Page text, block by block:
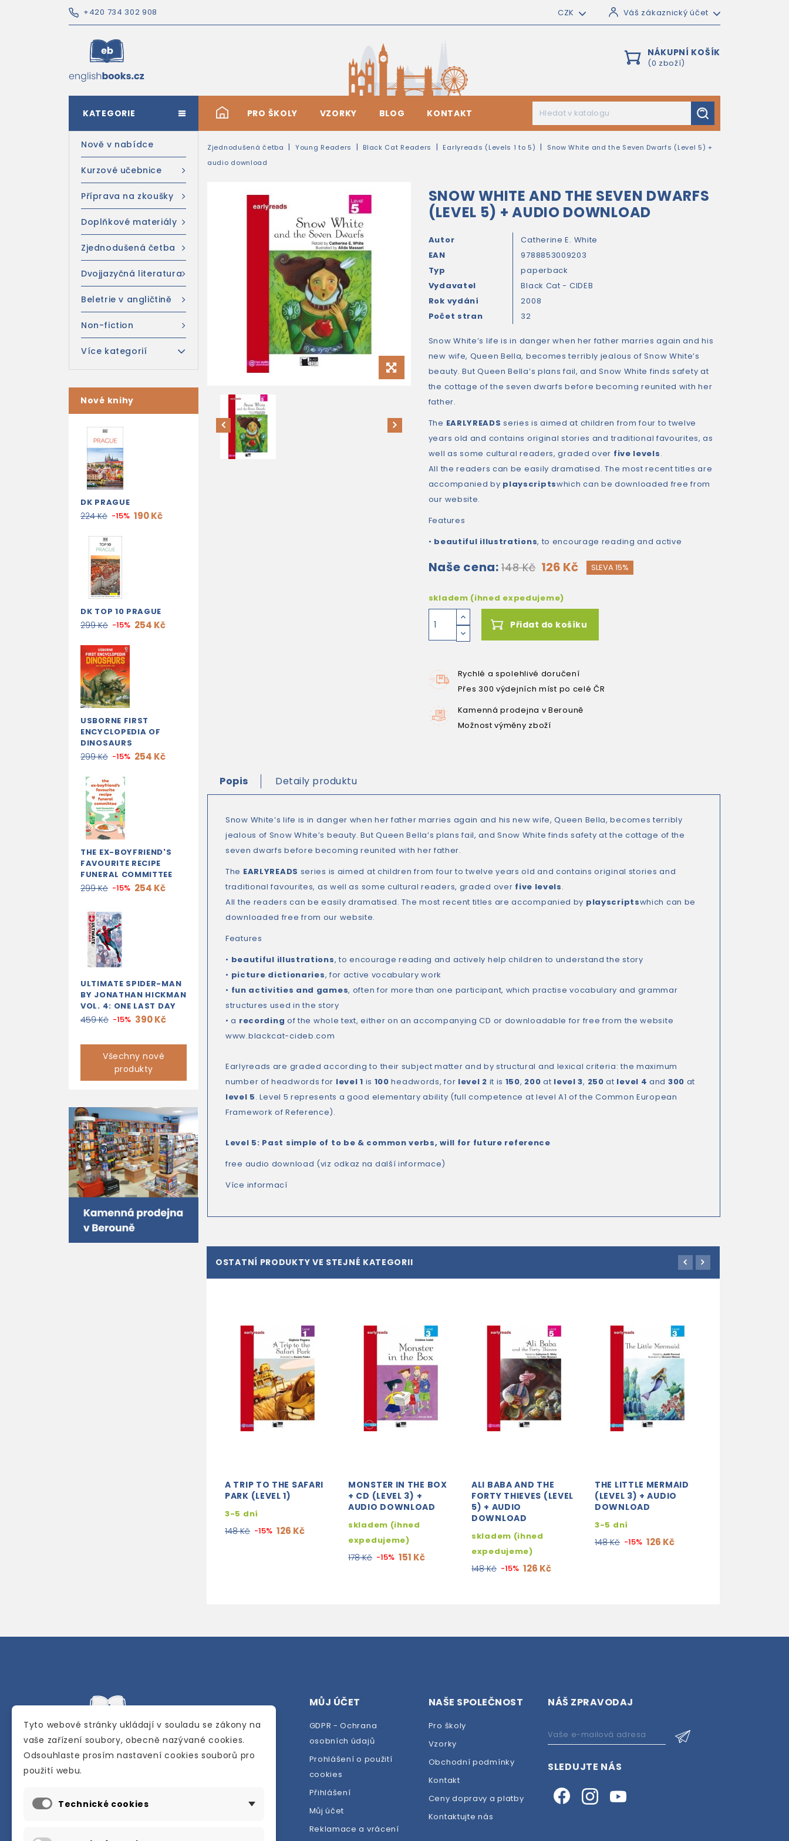
+420 734 302 908 CZK Váš zákaznický účet
NÁKUPNÍ KOŠÍK
(0 zboží)
# PRO ŠKOLY VZORKY BLOG KONTAKT
KATEGORIE
Nově v nabídce
Kurzové učebnice
Příprava na zkoušky
Doplňkové materiály
Zjednodušená četba
Dvojjazyčná literatura
Beletrie v angličtině
Non-fiction
Více kategorií
Nové knihy
DK PRAGUE
224 Kč -15% 190 Kč
DK TOP 10 PRAGUE
299 Kč -15% 254 Kč
USBORNE FIRST
ENCYCLOPEDIA OF
DINOSAURS
299 Kč -15% 254 Kč
THE EX-BOYFRIEND'S
FAVOURITE RECIPE
FUNERAL COMMITTEE
299 Kč -15% 254 Kč
ULTIMATE SPIDER-MAN
BY JONATHAN HICKMAN
VOL. 4: ONE LAST DAY
459 Kč -15% 390 Kč
Všechny nové
produkty
Zjednodušená četba Young Readers Black Cat Readers Earlyreads (Levels 1 to 5)
Snow White and the Seven Dwarfs (Level 5) +
audio download
SNOW WHITE AND THE SEVEN DWARFS
(LEVEL 5) + AUDIO DOWNLOAD
Autor
Catherine E. White
EAN
9788853009203
Typ
paperback
Vydavatel
Black Cat - CIDEB
Rok vydání
2008
Počet stran
32
Snow White’s life is in danger when her father marries again and his
new wife, Queen Bella, becomes terribly jealous of Snow White’s
beauty. But Queen Bella’s plans fail, and Snow White finds safety at
the cottage of the seven dwarfs before becoming reunited with her
father.
The EARLYREADS series is aimed at children from four to twelve
years old and contains original stories and traditional favourites, as
well as some cultural readers, graded over five levels.
All the readers can be easily dramatised. The most recent titles are
accompanied by playscriptswhich can be downloaded free from
our website.
Features
• beautiful illustrations, to encourage reading and active
Naše cena: 148 Kč 126 Kč SLEVA 15%
skladem (ihned expedujeme)
Přidat do košíku
Rychlé a spolehlivé doručení
Přes 300 výdejních míst po celé ČR
Kamenná prodejna v Berouně
Možnost výměny zboží
Popis Detaily produktu
Snow White’s life is in danger when her father marries again and his new wife, Queen Bella, becomes terribly
jealous of Snow White’s beauty. But Queen Bella’s plans fail, and Snow White finds safety at the cottage of the
seven dwarfs before becoming reunited with her father.
The EARLYREADS series is aimed at children from four to twelve years old and contains original stories and
traditional favourites, as well as some cultural readers, graded over five levels.
All the readers can be easily dramatised. The most recent titles are accompanied by playscriptswhich can be
downloaded free from our website.
Features
• beautiful illustrations, to encourage reading and actively help children to understand the story
• picture dictionaries, for active vocabulary work
• fun activities and games, often for more than one participant, which practise vocabulary and grammar
structures used in the story
• a recording of the whole text, either on an accompanying CD or downloadable for free from the website
www.blackcat-cideb.com
Earlyreads are graded according to their subject matter and by structural and lexical criteria: the maximum
number of headwords for level 1 is 100 headwords, for level 2 it is 150, 200 at level 3, 250 at level 4 and 300 at
level 5. Level 5 represents a good elementary ability (full competence at level A1 of the Common European
Framework of Reference).
Level 5: Past simple of to be & common verbs, will for future reference
free audio download (viz odkaz na další informace)
Více informací
OSTATNÍ PRODUKTY VE STEJNÉ KATEGORII
A TRIP TO THE SAFARI
PARK (LEVEL 1)
3-5 dní
148 Kč -15% 126 Kč
MONSTER IN THE BOX
+ CD (LEVEL 3) +
AUDIO DOWNLOAD
skladem (ihned
expedujeme)
178 Kč -15% 151 Kč
ALI BABA AND THE
FORTY THIEVES (LEVEL
5) + AUDIO
DOWNLOAD
skladem (ihned
expedujeme)
148 Kč -15% 126 Kč
THE LITTLE MERMAID
(LEVEL 3) + AUDIO
DOWNLOAD
3-5 dní
148 Kč -15% 126 Kč
Internetové a kamenné knihkupectví se
anglického jazyka.
MŮJ ÚČET
GDPR - Ochrana
osobních údajů
Prohlášení o použití
cookies
Přihlášení
Můj účet
Reklamace a vrácení
NAŠE SPOLEČNOST
Pro školy
Vzorky
Obchodní podmínky
Kontakt
Ceny dopravy a platby
Kontaktujte nás
NÁŠ ZPRAVODAJ
SLEDUJTE NÁS
Tyto webové stránky ukládají v souladu se zákony na
vaše zařízení soubory, obecně nazývané cookies.
Odsouhlaste prosím nastavení cookies souborů pro
použití webu.
Technické cookies